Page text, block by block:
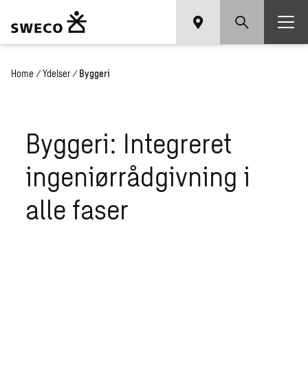
Home / Ydelser / Byggeri
Byggeri: Integreret
ingeniørrådgivning i
alle faser